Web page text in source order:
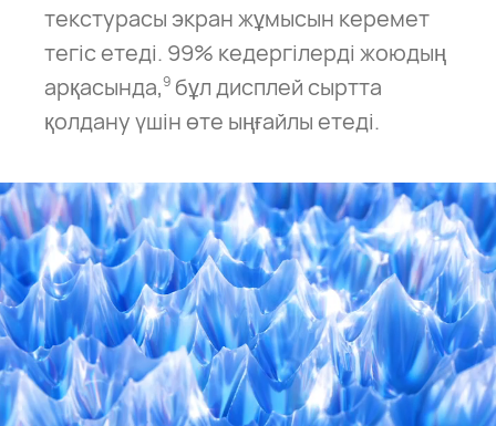
текстурасы экран жұмысын керемет
тегіс етеді. 99% кедергілерді жоюдың
арқасында,9бұл дисплей сыртта
қолдану үшін өте ыңғайлы етеді.